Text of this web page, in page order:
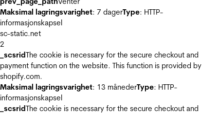
Maksimal lagringsvarighet: 7 dagerType: HTTP-
informasjonskapsel
sc-static.net
2
_scsridThe cookie is necessary for the secure checkout and
payment function on the website. This function is provided by
shopify.com.
Maksimal lagringsvarighet: 13 månederType: HTTP-
informasjonskapsel
_scsridThe cookie is necessary for the secure checkout and